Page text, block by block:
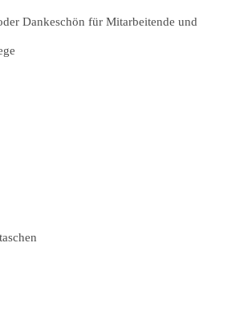
Dankeschön für Mitarbeitende und